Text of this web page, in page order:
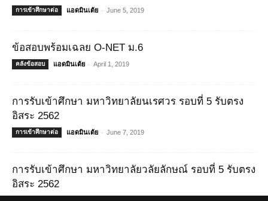
การเข้าศึกษาต่อ แอดมินเต้ย - June 5, 2019
ข้อสอบพร้อมเฉลย O-NET ม.6
คลังข้อสอบ แอดมินเต้ย - April 1, 2019
การรับเข้าศึกษา มหาวิทยาลัยนเรศวร รอบที่ 5 รับตรง
อิสระ 2562
การเข้าศึกษาต่อ แอดมินเต้ย - June 7, 2019
การรับเข้าศึกษา มหาวิทยาลัยวลัยลักษณ์ รอบที่ 5 รับตรง
อิสระ 2562